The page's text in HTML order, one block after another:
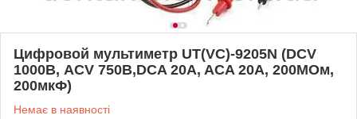
Цифровой мультиметр UT(VC)-9205N (DCV
1000В, ACV 750В,DCA 20A, ACA 20A, 200МОм,
200мкФ)
Немає в наявності